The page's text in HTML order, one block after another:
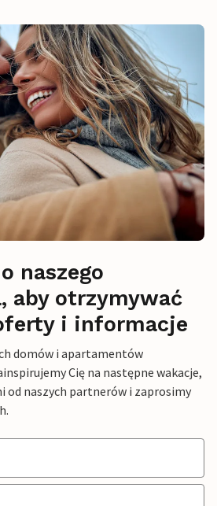
naszego
aby otrzymywać
i informacje
domów i apartamentów
Cię na następne wakacje,
od naszych partnerów i zaprosimy